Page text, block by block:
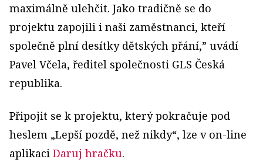
maximálně ulehčit. Jako tradičně se do
projektu zapojili i naši zaměstnanci, kteří
společně plní desítky dětských přání,” uvádí
Pavel Včela, ředitel společnosti GLS Česká
republika.
Připojit se k projektu, který pokračuje pod
heslem „Lepší pozdě, než nikdy“, lze v on-line
aplikaci Daruj hračku.